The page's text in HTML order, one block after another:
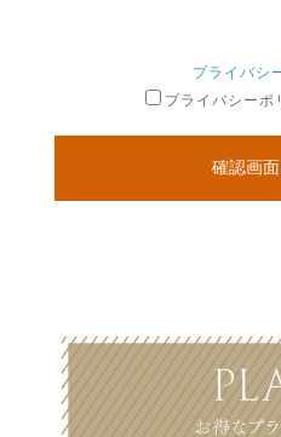
プライバシ
プライバシーポ
確認画